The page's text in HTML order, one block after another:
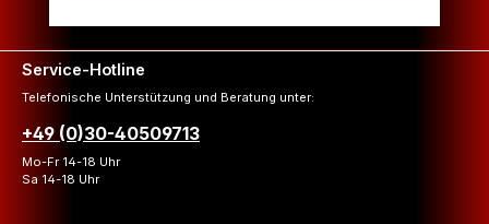
Service-Hotline
Telefonische Unterstützung und Beratung unter:
+49 (0)30-40509713
Mo-Fr 14-18 Uhr
Sa 14-18 Uhr